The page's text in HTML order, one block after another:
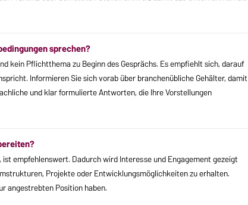
sprechen?
kein Pflichtthema zu Beginn des Gesprächs. Es empfiehlt sich, darauf
Informieren Sie sich vorab über branchenübliche Gehälter, damit
und klar formulierte Antworten, die Ihre Vorstellungen
empfehlenswert. Dadurch wird Interesse und Engagement gezeigt
Projekte oder Entwicklungsmöglichkeiten zu erhalten.
angestrebten Position haben.